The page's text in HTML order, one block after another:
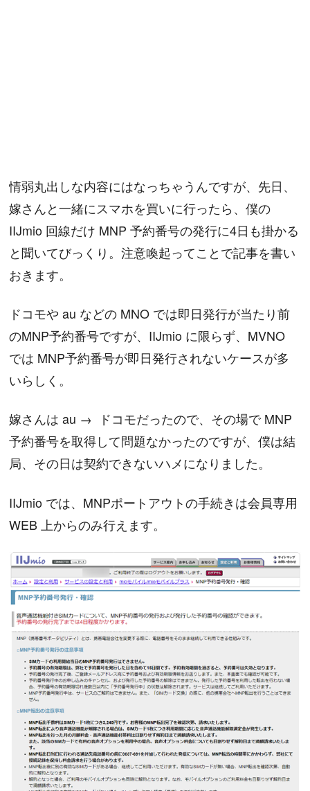
情弱丸出しな内容にはなっちゃうんですが、先日、
嫁さんと一緒にスマホを買いに行ったら、僕の
IIJmio 回線だけ MNP 予約番号の発行に4日も掛かる
と聞いてびっくり。注意喚起ってことで記事を書い
おきます。
ドコモや au などの MNO では即日発行が当たり前
のMNP予約番号ですが、IIJmio に限らず、MVNO
では MNP予約番号が即日発行されないケースが多
いらしく。
嫁さんは au → ドコモだったので、その場で MNP
予約番号を取得して問題なかったのですが、僕は結
局、その日は契約できないハメになりました。
IIJmio では、MNPポートアウトの手続きは会員専用
WEB 上からのみ行えます。